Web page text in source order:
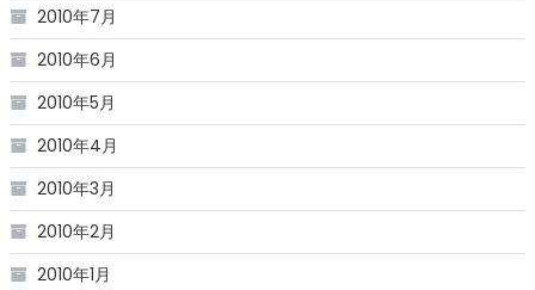
2010年7月
2010年6月
2010年5月
2010年4月
2010年3月
2010年2月
2010年1月